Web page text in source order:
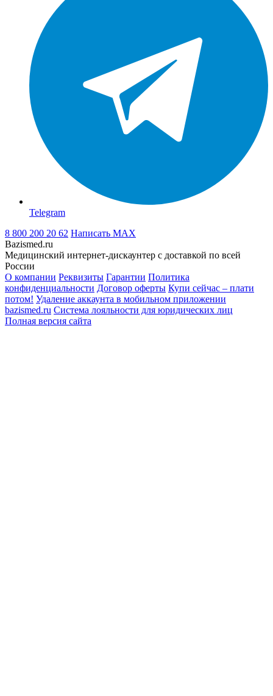
Telegram
8 800 200 20 62 Написать MAX
Bazismed.ru
Медицинский интернет-дискаунтер с доставкой по всей
России
О компании Реквизиты Гарантии Политика
конфиденциальности Договор оферты Купи сейчас – плати
потом! Удаление аккаунта в мобильном приложении
bazismed.ru Система лояльности для юридических лиц
Полная версия сайта